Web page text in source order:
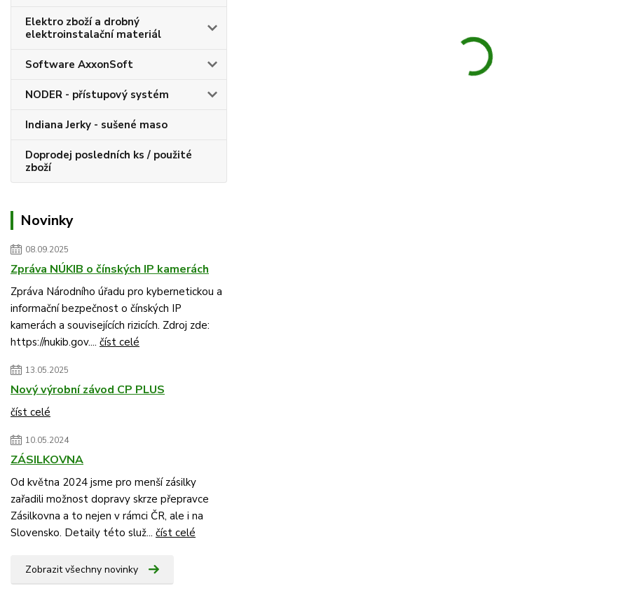
Elektro zboží a drobný
elektroinstalační materiál
Software AxxonSoft
NODER - přístupový systém
Indiana Jerky - sušené maso
Doprodej posledních ks / použité
zboží
Novinky
08.09.2025
Zpráva NÚKIB o čínských IP kamerách
Zpráva Národního úřadu pro kybernetickou a
informační bezpečnost o čínských IP
kamerách a souvisejících rizicích. Zdroj zde:
https://nukib.gov.... číst celé
13.05.2025
Nový výrobní závod CP PLUS
číst celé
10.05.2024
ZÁSILKOVNA
Od května 2024 jsme pro menší zásilky
zařadili možnost dopravy skrze přepravce
Zásilkovna a to nejen v rámci ČR, ale i na
Slovensko. Detaily této služ... číst celé
Zobrazit všechny novinky